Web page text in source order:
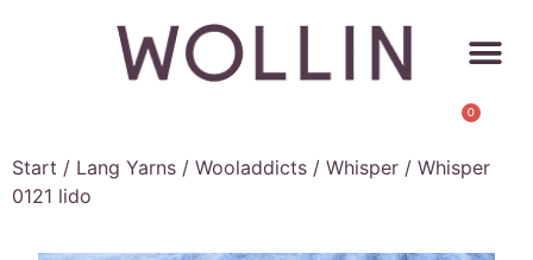
0
Start / Lang Yarns / Wooladdicts / Whisper / Whisper
0121 lido